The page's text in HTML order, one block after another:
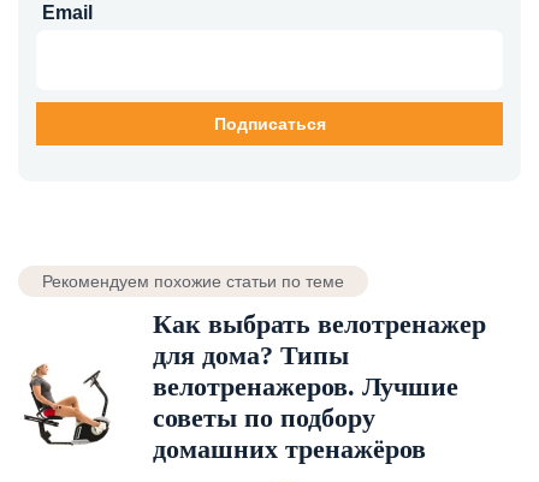
Email
Рекомендуем похожие статьи по теме
Как выбрать велотренажер
для дома? Типы
велотренажеров. Лучшие
советы по подбору
домашних тренажёров